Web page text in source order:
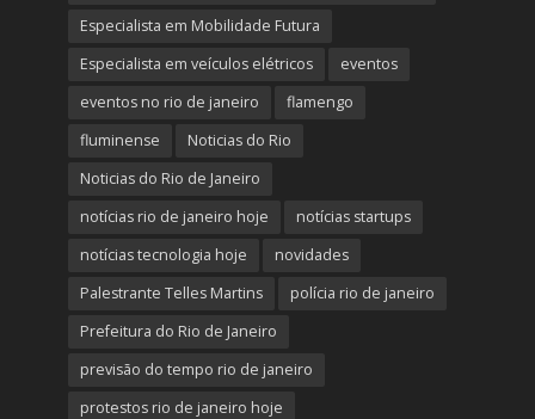
Especialista em Mobilidade Futura
Especialista em veículos elétricos
eventos
eventos no rio de janeiro
flamengo
fluminense
Noticias do Rio
Noticias do Rio de Janeiro
notícias rio de janeiro hoje
notícias startups
notícias tecnologia hoje
novidades
Palestrante Telles Martins
polícia rio de janeiro
Prefeitura do Rio de Janeiro
previsão do tempo rio de janeiro
protestos rio de janeiro hoje